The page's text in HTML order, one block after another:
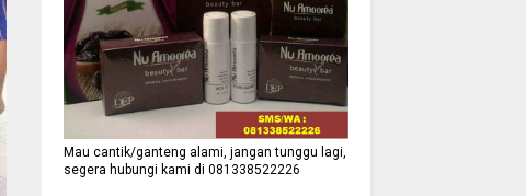
Mau cantik/ganteng alami, jangan tunggu lagi,
segera hubungi kami di 081338522226